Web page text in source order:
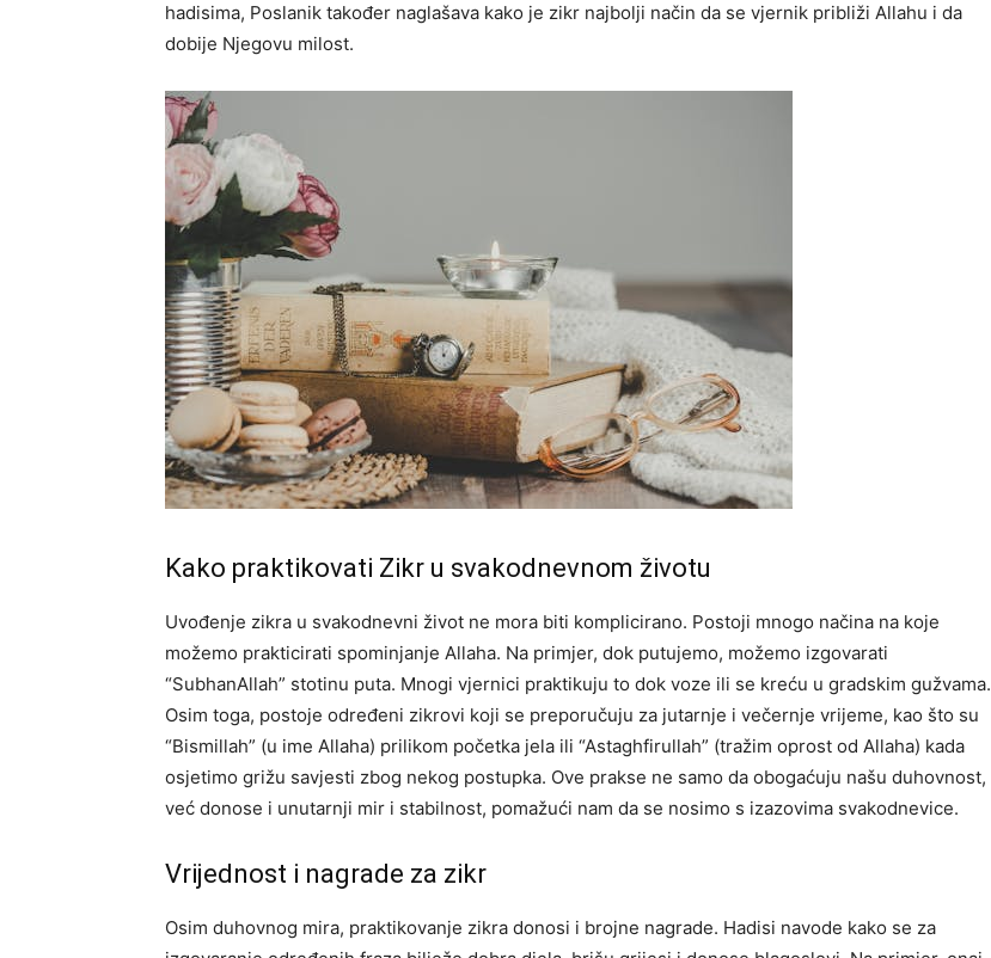
hadisima, Poslanik također naglašava kako je zikr najbolji način da se vjernik približi Allahu i da
dobije Njegovu milost.
Kako praktikovati Zikr u svakodnevnom životu
Uvođenje zikra u svakodnevni život ne mora biti komplicirano. Postoji mnogo načina na koje
možemo prakticirati spominjanje Allaha. Na primjer, dok putujemo, možemo izgovarati
“SubhanAllah” stotinu puta. Mnogi vjernici praktikuju to dok voze ili se kreću u gradskim gužvama.
Osim toga, postoje određeni zikrovi koji se preporučuju za jutarnje i večernje vrijeme, kao što su
“Bismillah” (u ime Allaha) prilikom početka jela ili “Astaghfirullah” (tražim oprost od Allaha) kada
osjetimo grižu savjesti zbog nekog postupka. Ove prakse ne samo da obogaćuju našu duhovnost,
već donose i unutarnji mir i stabilnost, pomažući nam da se nosimo s izazovima svakodnevice.
Vrijednost i nagrade za zikr
Osim duhovnog mira, praktikovanje zikra donosi i brojne nagrade. Hadisi navode kako se za